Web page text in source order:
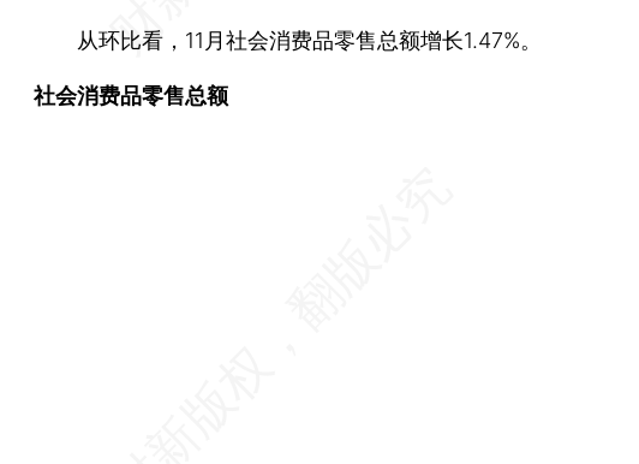
从环比看，11月社会消费品零售总额增长1.47%。
社会消费品零售总额